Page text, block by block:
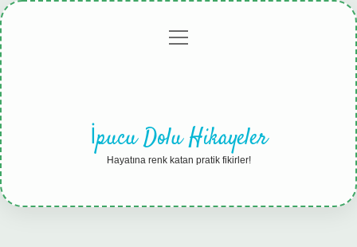
Gizlilikmenüyü
İpucu Dolu Hikayeler
Hayatına renk katan pratik fikirler!